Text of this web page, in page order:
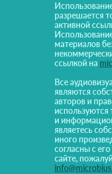
разрешается
активной
материалов
ссылкой на
Все
являются
авторов и
используются
и
являетесь
иного
согласны с
сайте,